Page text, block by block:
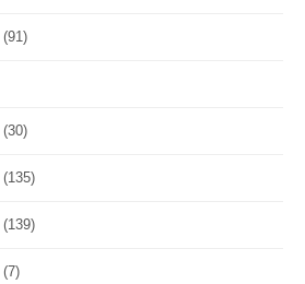
(91)
(30)
(135)
(139)
(7)